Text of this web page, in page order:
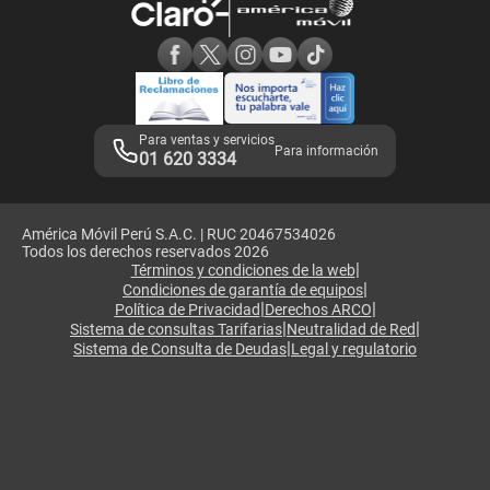
Adquirientes iPhone 6, 6S y SE
Mensaje de Seguridad
Términos y Condiciones de Tienda Claro
Libro de Reclamaciones
Legales de marketplace
Para ventas y servicios
01 620 3334 Para información
América Móvil Perú S.A.C. | RUC 20467534026
Todos los derechos reservados 2026
Términos y condiciones de la web|
Condiciones de garantía de equipos|
Política de Privacidad|Derechos ARCO|
Sistema de consultas Tarifarias|Neutralidad de Red|
Sistema de Consulta de Deudas|Legal y regulatorio